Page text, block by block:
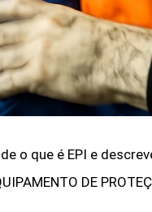
o que é EPI e
DE